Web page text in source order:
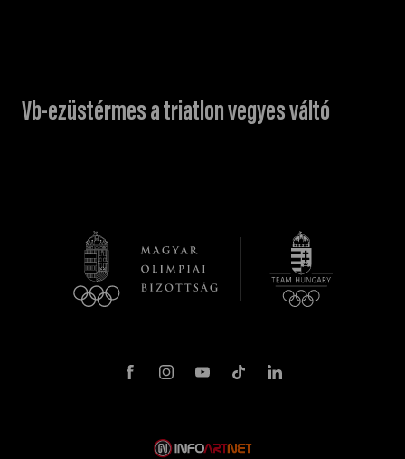
Vb-ezüstérmes a triatlon vegyes váltó